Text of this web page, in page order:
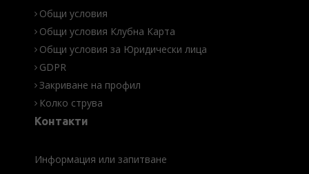
Общи условия
Общи условия Клубна Карта
Общи условия за Юридически лица
GDPR
Закриване на профил
Колко струва
Контакти
Информация или запитване